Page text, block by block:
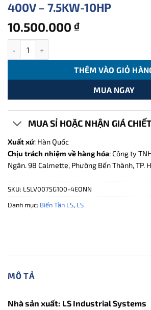
400V – 7.5KW-10HP
10.500.000 ₫
THÊM VÀO GIỎ
MUA NGAY
MUA SỈ HOẶC NHẬN GIÁ
Xuất xứ: Hàn Quốc
Chịu trách nhiệm về hàng hóa: Công ty
Ngân. 98 Calmette, Phường Bến Thành, TP.
SKU: LSLV0075G100-4EONN
Danh mục: Biến Tần LS, LS
MÔ TẢ
Nhà sản xuất: LS Industrial Systems